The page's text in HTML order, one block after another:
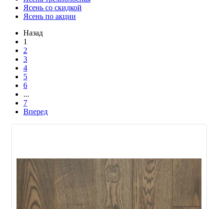
Ясень со скидкой
Ясень по акции
Назад
1
2
3
4
5
6
...
7
Вперед